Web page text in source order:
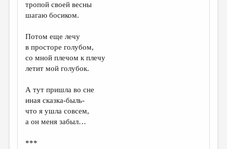
КНИЖНАЯ ПОЛКА
СТРАНИЦЫ ПАМЯТИ
ОБЪЯВЛЕНИЯ
КОЛОНКА РЕДАКТОРА
РЕДКОЛЛЕГИЯ
ОТ РЕДАКЦИИ
тропой своей весны
шагаю босиком.
Потом еще лечу
в просторе голубом,
со мной плечом к плечу
летит мой голубок.
А тут пришла во сне
иная сказка-быль-
что я ушла совсем,
а он меня забыл…
***